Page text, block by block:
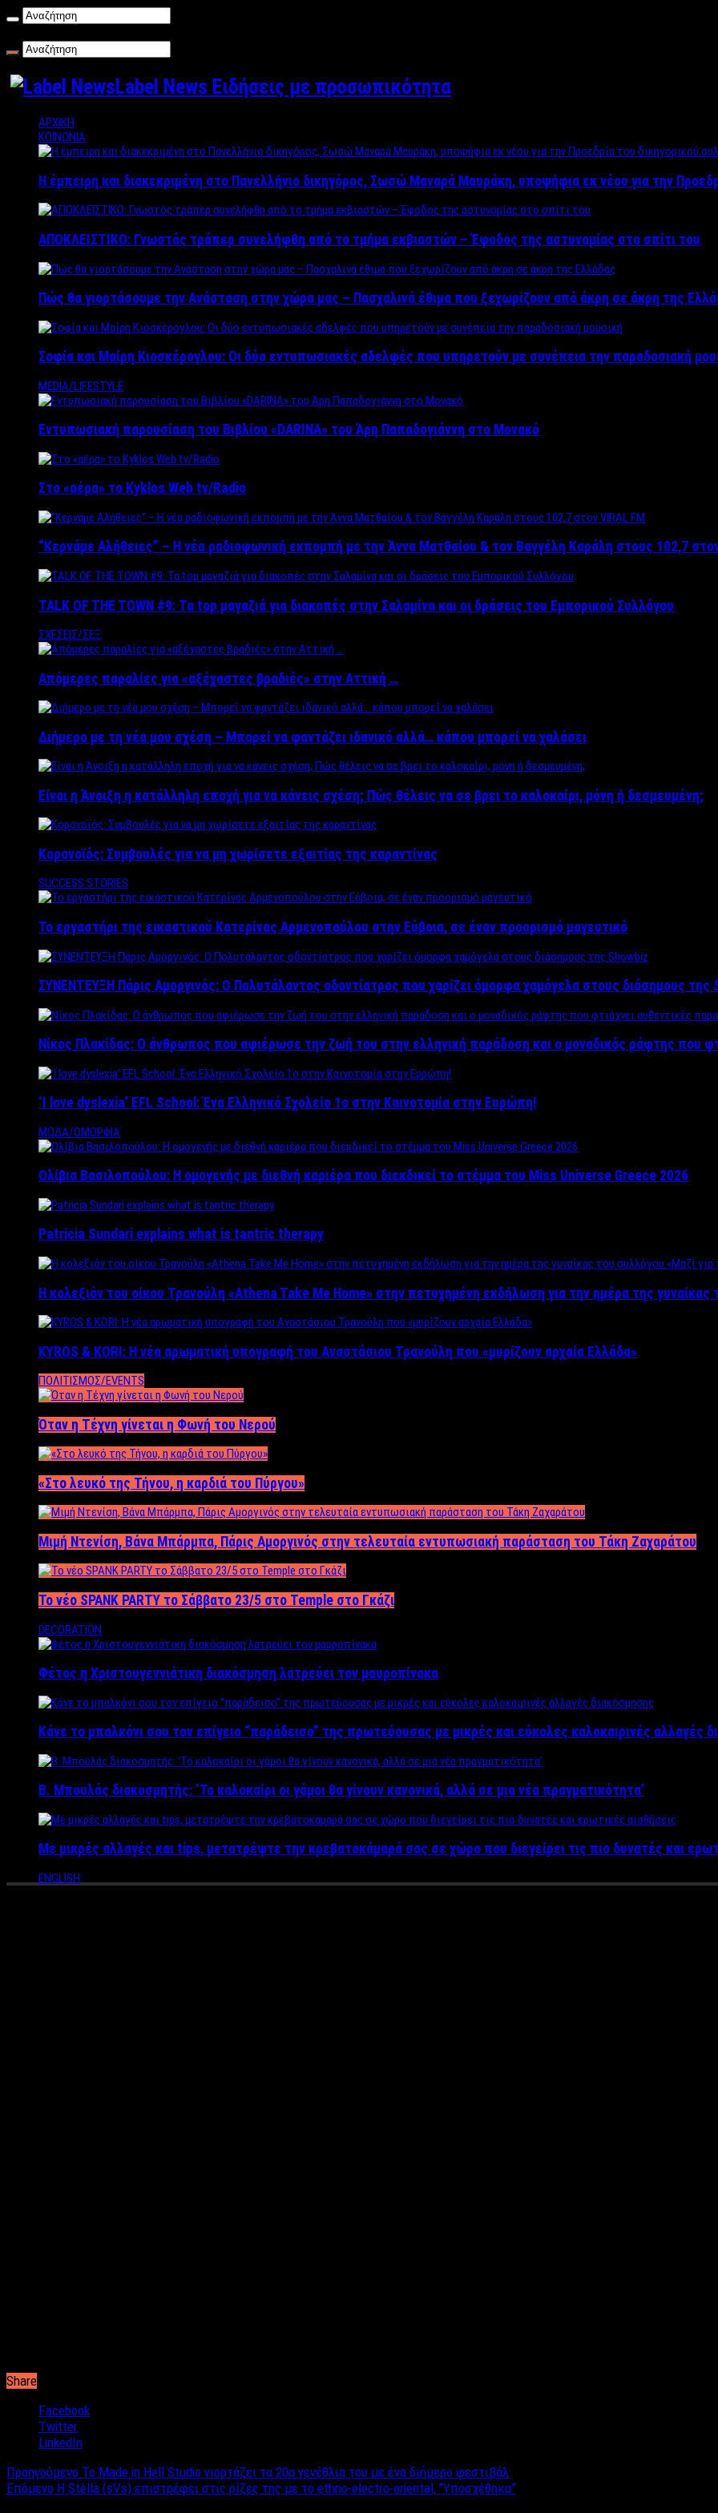
Label News Ειδήσεις με προσωπικότητα
ΑΡΧΙΚΗ
ΚΟΙΝΩΝΙΑ
Η έμπειρη και διακεκριμένη στο Πανελλήνιο δικηγόρος, Σωσώ Μαναρά Μαυράκη, υποψήφια εκ νέου για την
ΑΠΟΚΛΕΙΣΤΙΚΟ: Γνωστός τράπερ συνελήφθη από το τμήμα εκβιαστών – Έφοδος της αστυνομίας στο σπίτι του
Πώς θα γιορτάσουμε την Ανάσταση στην χώρα μας – Πασχαλινά έθιμα που ξεχωρίζουν από άκρη σε άκρη της
Σοφία και Μαίρη Κιοσκέρογλου: Οι δύο εντυπωσιακές αδελφές που υπηρετούν με συνέπεια την παραδοσιακή
MEDIA/LIFESTYLE
Εντυπωσιακή παρουσίαση του Βιβλίου «DARINA» του Άρη Παπαδογιάννη στο Μονακό
Στο «αέρα» το Kyklos Web tv/Radio
“Kερνάμε Αλήθειες” – Η νέα ραδιοφωνική εκπομπή με την Άννα Ματθαίου & τον Βαγγέλη Καράλη στους 102,7
TALK OF THE TOWN #9: Τα top μαγαζιά για διακοπές στην Σαλαμίνα και οι δράσεις του Εμπορικού Συλλόγου
ΣΧΕΣΕΙΣ/ΣΕΞ
Απόμερες παραλίες για «αξέχαστες βραδιές» στην Αττική …
Διήμερο με τη νέα μου σχέση – Μπορεί να φαντάζει ιδανικό αλλά… κάπου μπορεί να χαλάσει
Είναι η Άνοιξη η κατάλληλη εποχή για να κάνεις σχέση; Πώς θέλεις να σε βρει το καλοκαίρι, μόνη ή δεσμευμένη;
Κορονοϊός: Συμβουλές για να μη χωρίσετε εξαιτίας της καραντίνας
SUCCESS STORIES
Το εργαστήρι της εικαστικού Κατερίνας Αρμενοπούλου στην Εύβοια, σε έναν προορισμό μαγευτικό
ΣΥΝΕΝΤΕΥΞΗ Πάρις Αμοργινός: O Πολυτάλαντος οδοντίατρος που χαρίζει όμορφα χαμόγελα στους διάσημους της
Νίκος Πλακίδας: O άνθρωπος που αφιέρωσε την ζωή του στην ελληνική παράδοση και ο μοναδικός ράφτης που
‘Ι love dyslexia’ EFL School: Ένα Ελληνικό Σχολείo 1ο στην Καινοτομία στην Ευρώπη!
ΜΟΔΑ/ΟΜΟΡΦΙΑ
Ολίβια Βασιλοπούλου: Η ομογενής με διεθνή καριέρα που διεκδικεί το στέμμα του Miss Universe Greece 2026
Patricia Sundari explains what is tantric therapy
Η κολεξιόν του οίκου Τρανούλη «Athena Take Me Home» στην πετυχημένη εκδήλωση για την ημέρα της γυναίκας
KYROS & KORI: Η νέα αρωματική υπογραφή του Αναστάσιου Τρανούλη που «μυρίζουν αρχαία Ελλάδα»
ΠΟΛΙΤΙΣΜΟΣ/EVENTS
Όταν η Τέχνη γίνεται η Φωνή του Νερού
«Στο λευκό της Τήνου, η καρδιά του Πύργου»
Μιμή Ντενίση, Βάνα Μπάρμπα, Πάρις Αμοργινός στην τελευταία εντυπωσιακή παράσταση του Τάκη Ζαχαράτου
Το νέο SPANK PARTY το Σάββατο 23/5 στο Temple στο Γκάζι
DECORATION
Φέτος η Χριστουγεννιάτικη διακόσμηση λατρεύει τον μαυροπίνακα
Κάνε το μπαλκόνι σου τον επίγειο “παράδεισο” της πρωτεύουσας με μικρές και εύκολες καλοκαιρινές αλλαγές
Β. Μπουλάς διακοσμητής: ‘Το καλοκαίρι οι γάμοι θα γίνουν κανονικά, αλλά σε μια νέα πραγματικότητα’
Με μικρές αλλαγές και tips, μετατρέψτε την κρεβατοκάμαρά σας σε χώρο που διεγείρει τις πιο δυνατές και
ENGLISH
Share
Facebook
Twitter
LinkedIn
Προηγούμενο Το Made in Hell Studio γιορτάζει τα 20α γενέθλια του με ένα διήμερο φεστιβάλ
Επόμενο H Stèlla (sVs) επιστρέφει στις ρίζες της με το ethno-electro-oriental, “Υποσχέθηκα”